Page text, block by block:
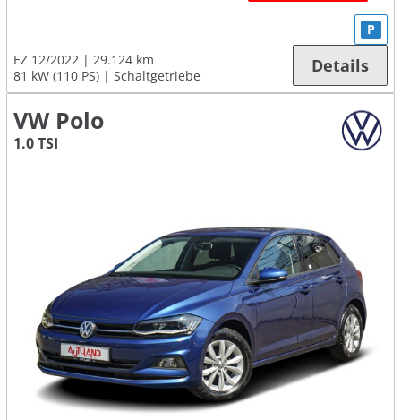
EZ 12/2022
29.124 km
81 kW (110 PS)
Schaltgetriebe
P
Details
VW Polo
1.0 TSI